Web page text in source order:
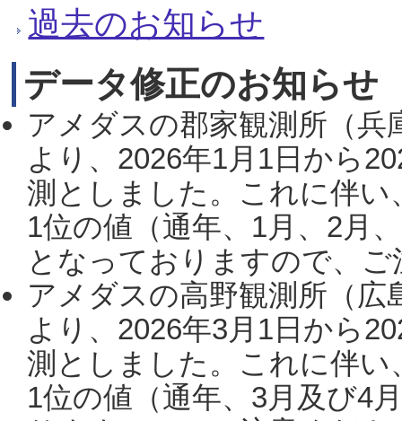
過去のお知らせ
データ修正のお知らせ
アメダスの郡家観測所（
より、2026年1月1日から
測としました。これに伴い
1位の値（通年、1月、2月
となっておりますので、
アメダスの高野観測所（
より、2026年3月1日から
測としました。これに伴い
1位の値（通年、3月及び4